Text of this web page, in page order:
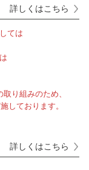
詳しくはこちら
ては
り組みのため、
しております。
詳しくはこちら